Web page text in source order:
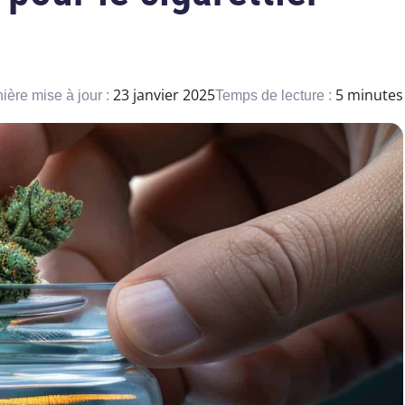
mise à jour : 23 janvier 2025Temps de lecture : 5 minutes